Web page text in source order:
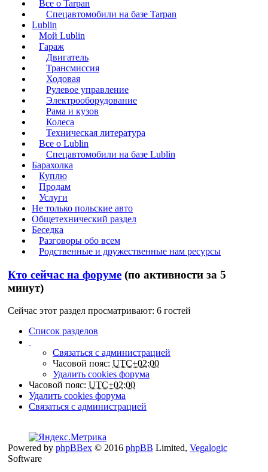
Все о Tarpan
Спецавтомобили на базе Tarpan
Lublin
Мой Lublin
Гараж
Двигатель
Трансмиссия
Ходовая
Рулевое управление
Электрооборудование
Рама и кузов
Колеса
Техническая литература
Все о Lublin
Спецавтомобили на базе Lublin
Барахолка
Куплю
Продам
Услуги
Не только польские авто
Общетехнический раздел
Беседка
Разговоры обо всем
Родственные и дружественные нам ресурсы
Кто сейчас на форуме (по активности за 5
минут)
Сейчас этот раздел просматривают: 6 гостей
Список разделов
Связаться с администрацией
Часовой пояс: UTC+02:00
Удалить cookies форума
Часовой пояс: UTC+02:00
Удалить cookies форума
Связаться с администрацией
Powered by phpBBex © 2016 phpBB Limited, Vegalogic
Software